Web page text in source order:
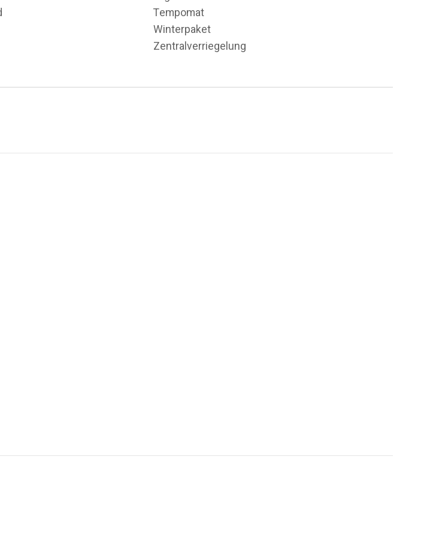
Tempomat
Winterpaket
Zentralverriegelung